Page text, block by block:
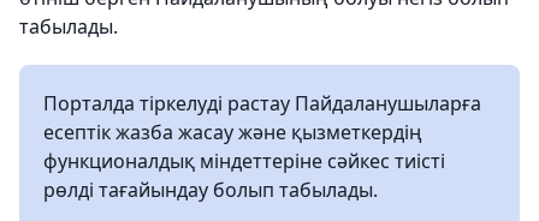
табылады.
Порталда тіркелуді растау Пайдаланушыларға
есептік жазба жасау және қызметкердің
функционалдық міндеттеріне сәйкес тиісті
рөлді тағайындау болып табылады.